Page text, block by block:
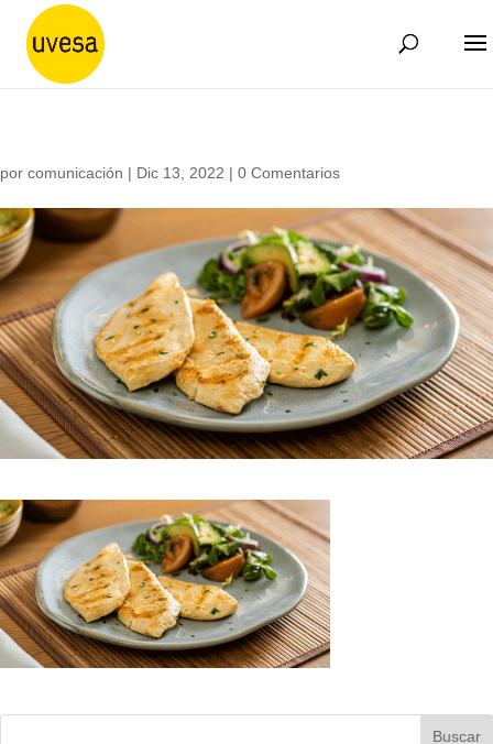
por comunicación | Dic 13, 2022 | 0 Comentarios